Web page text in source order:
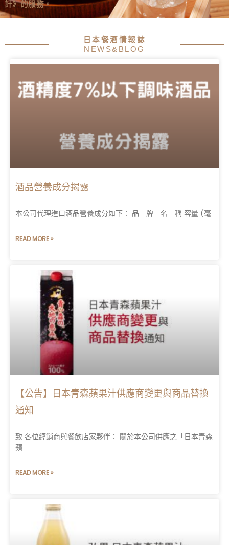
計》的服務。
日本餐酒情報誌
NEWS&BLOG
酒品營養成分揭露
本公司代理進口酒品營養成分如下： 品 牌 名 稱 容量 (毫
READ MORE »
【公告】日本青森蘋果汁供應商變更與商品替換
通知
致 各位經銷商與餐飲店家夥伴： 關於本公司供應之「日本青森
蘋
READ MORE »